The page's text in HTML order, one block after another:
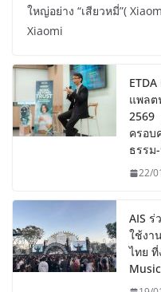
ใหญ่อย่าง “เสียวหมี่”(
Xiaomi
แพลต
2569
ครอบ
ธรรม
22/
AIS ร่
ใช้งา
ไทย